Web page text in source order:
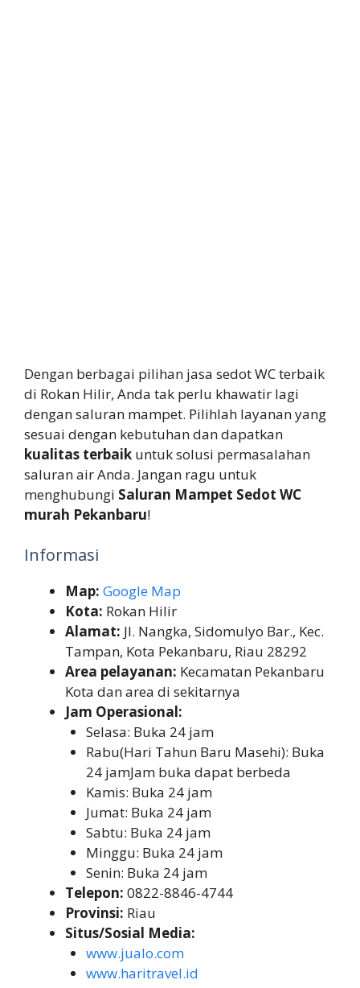
Dengan berbagai pilihan jasa sedot WC terbaik
di Rokan Hilir, Anda tak perlu khawatir lagi
dengan saluran mampet. Pilihlah layanan yang
sesuai dengan kebutuhan dan dapatkan
kualitas terbaik untuk solusi permasalahan
saluran air Anda. Jangan ragu untuk
menghubungi Saluran Mampet Sedot WC
murah Pekanbaru!
Informasi
Map: Google Map
Kota: Rokan Hilir
Alamat: Jl. Nangka, Sidomulyo Bar., Kec.
Tampan, Kota Pekanbaru, Riau 28292
Area pelayanan: Kecamatan Pekanbaru
Kota dan area di sekitarnya
Jam Operasional:
Selasa: Buka 24 jam
Rabu(Hari Tahun Baru Masehi): Buka
24 jamJam buka dapat berbeda
Kamis: Buka 24 jam
Jumat: Buka 24 jam
Sabtu: Buka 24 jam
Minggu: Buka 24 jam
Senin: Buka 24 jam
Telepon: 0822-8846-4744
Provinsi: Riau
Situs/Sosial Media:
www.jualo.com
www.haritravel.id